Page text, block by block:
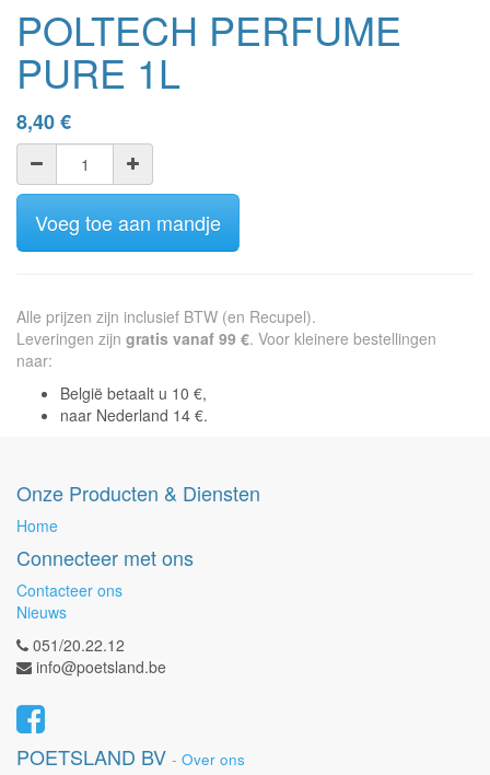
POLTECH PERFUME
PURE 1L
8,40€
Voeg toe aan mandje
Alle prijzen zijn inclusief BTW (en Recupel).
Leveringen zijn gratis vanaf 99 €. Voor kleinere bestellingen
naar:
België betaalt u 10 €,
naar Nederland 14 €.
Onze Producten & Diensten
Home
Connecteer met ons
Contacteer ons
Nieuws
051/20.22.12
info@poetsland.be
POETSLAND BV - Over ons